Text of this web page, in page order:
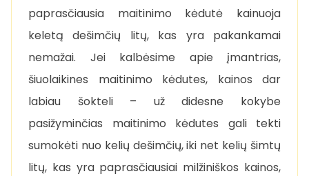
paprasčiausia maitinimo kėdutė kainuoja
keletą dešimčių litų, kas yra pakankamai
nemažai. Jei kalbėsime apie įmantrias,
šiuolaikines maitinimo kėdutes, kainos dar
labiau šokteli – už didesne kokybe
pasižyminčias maitinimo kėdutes gali tekti
sumokėti nuo kelių dešimčių, iki net kelių šimtų
litų, kas yra paprasčiausiai milžiniškos kainos,